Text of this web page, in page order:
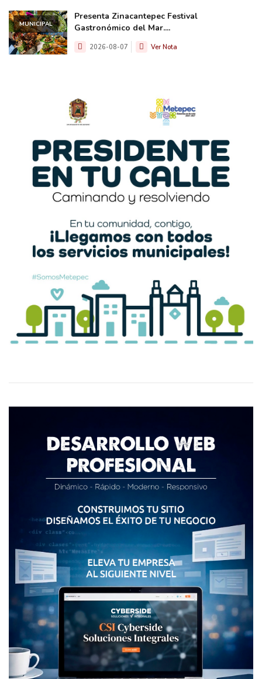
MUNICIPAL
Presenta Zinacantepec Festival
Gastronómico del Mar....
2026-08-07 Ver Nota